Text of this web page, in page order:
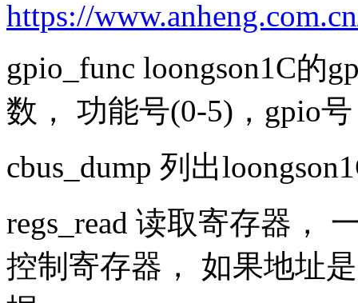
https://
gpio_func loongson1C的
数， 功能号(0-5)，gpio号
cbus_dump 列出
regs_read 读取寄存器，
控制寄存器， 如果地址